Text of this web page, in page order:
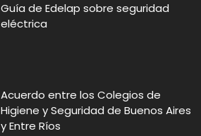
Guía de Edelap sobre seguridad
eléctrica
Acuerdo entre los Colegios de
Higiene y Seguridad de Buenos Aires
y Entre Ríos